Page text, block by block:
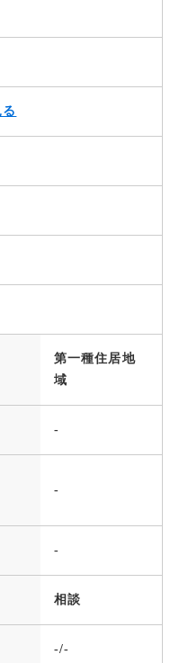
第一種住居地
域
-
-
-
相談
-/-